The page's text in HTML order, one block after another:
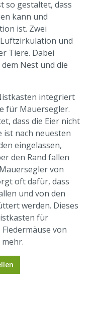
so gestaltet, dass
kann und
ist. Zwei
und
Tiere. Dabei
Nest und die
integriert
für Mauersegler.
dass die Eier nicht
ist nach neuesten
eingelassen,
den Rand fallen
von
oft dafür, dass
und von den
werden. Dieses
für
von